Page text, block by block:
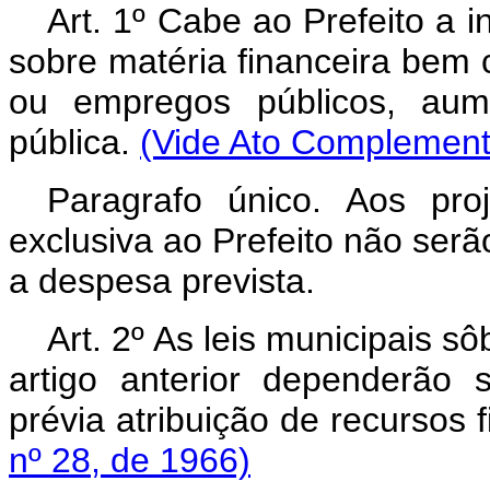
Art. 1º Cabe ao Prefeito a
sobre matéria financeira bem
ou empregos públicos,
pública. (Vide Ato
Paragrafo único. Aos
exclusiva ao Prefeito não
a despesa prevista.
Art. 2º As leis municipais
artigo anterior dependerão
prévia atribuição de
nº 28, de 1966)